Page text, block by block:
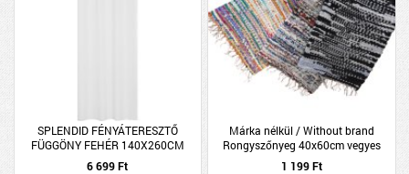
SPLENDID FÉNYÁTERESZTŐ
FÜGGÖNY FEHÉR 140X260CM
6 699 Ft
Márka nélkül / Without brand
Rongyszőnyeg 40x60cm vegyes
színben pamut
1 199 Ft